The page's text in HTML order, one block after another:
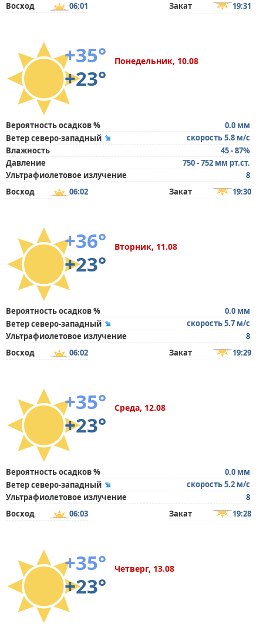
Восход
06:01 Закат 19:31
+35°
+23°
Понедельник, 10.08
Вероятность осадков %
0.0 мм
Ветер северо-западный
скорость 5.8 м/с
Влажность
45 - 87%
Давление
750 - 752 мм рт.ст.
Ультрафиолетовое излучение
8
Восход
06:02 Закат 19:30
+36°
+23°
Вторник, 11.08
Вероятность осадков %
0.0 мм
Ветер северо-западный
скорость 5.7 м/с
Ультрафиолетовое излучение
8
Восход
06:02 Закат 19:29
+35°
+23°
Среда, 12.08
Вероятность осадков %
0.0 мм
Ветер северо-западный
скорость 5.2 м/с
Ультрафиолетовое излучение
8
Восход
06:03 Закат 19:28
+35°
+23°
Четверг, 13.08